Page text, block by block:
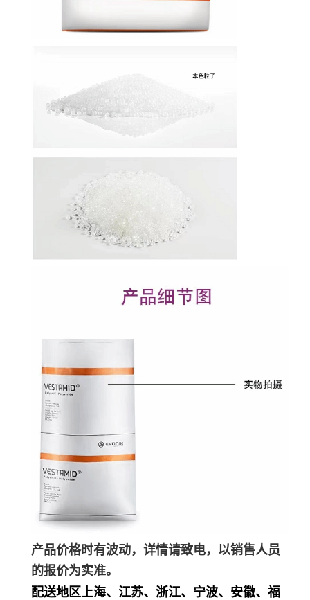
产品价格时有波动，详情请致电，以销售人员
的报价为实准。
配送地区上海、江苏、浙江、宁波、安徽、福